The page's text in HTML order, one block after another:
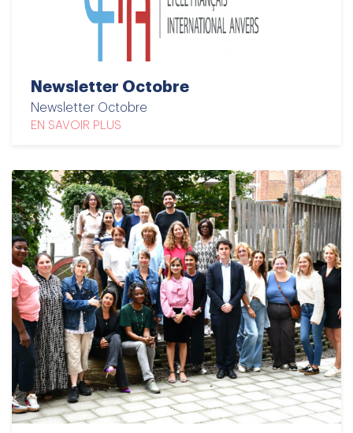
Newsletter Octobre
Newsletter Octobre
EN SAVOIR PLUS